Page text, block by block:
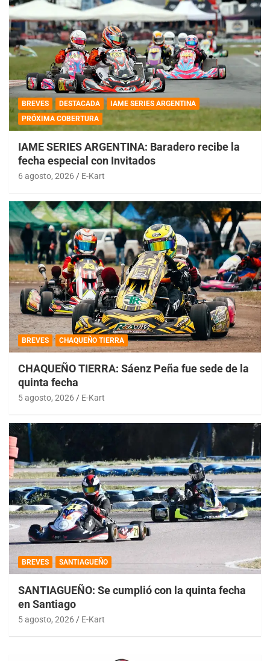
BREVES DESTACADA
IAME SERIES ARGENTINA
PRÓXIMA COBERTURA
IAME SERIES ARGENTINA: Baradero recibe la
fecha especial con Invitados
6 agosto, 2026 E-Kart
BREVES CHAQUEÑO TIERRA
CHAQUEÑO TIERRA: Sáenz Peña fue sede de la
quinta fecha
5 agosto, 2026 E-Kart
BREVES SANTIAGUEÑO
SANTIAGUEÑO: Se cumplió con la quinta fecha
en Santiago
5 agosto, 2026 E-Kart